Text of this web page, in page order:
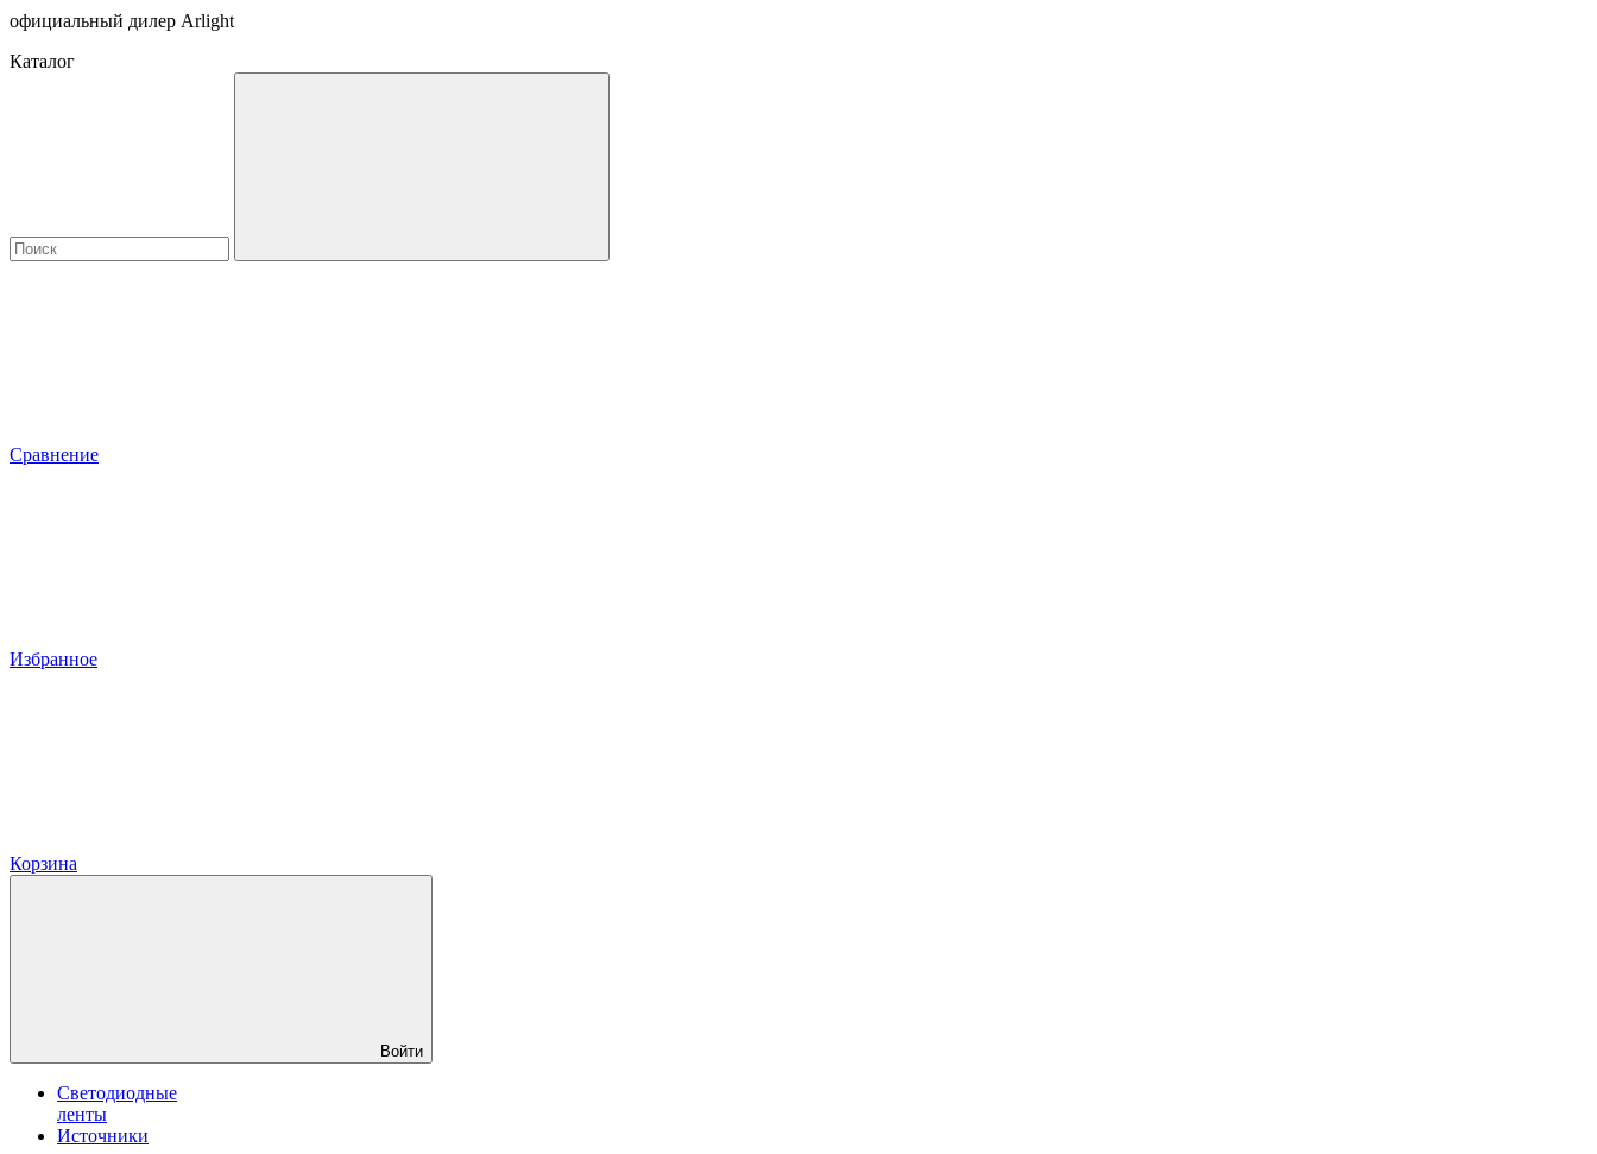
официальный дилер Arlight
Каталог
Сравнение
Избранное
Корзина
Войти
Светодиодные
ленты
Источники